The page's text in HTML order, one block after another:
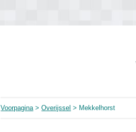
Voorpagina>Overijssel > Mekkelhorst